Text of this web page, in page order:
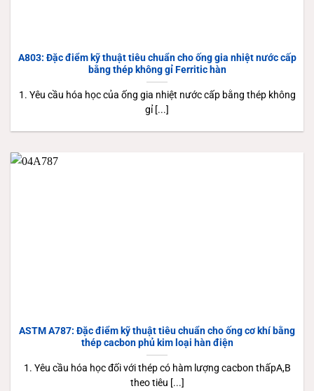
A803: Đặc điểm kỹ thuật tiêu chuẩn cho ống gia nhiệt nước cấp
bằng thép không gỉ Ferritic hàn
1. Yêu cầu hóa học của ống gia nhiệt nước cấp bằng thép không
gỉ [...]
ASTM A787: Đặc điểm kỹ thuật tiêu chuẩn cho ống cơ khí bằng
thép cacbon phủ kim loại hàn điện
1. Yêu cầu hóa học đối với thép có hàm lượng cacbon thấpA,B
theo tiêu [...]